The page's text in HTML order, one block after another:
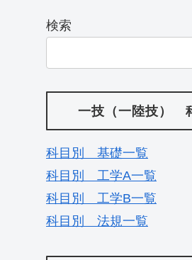
検索
一技（一陸技）
科目別 基礎一覧
科目別 工学A一覧
科目別 工学B一覧
科目別 法規一覧